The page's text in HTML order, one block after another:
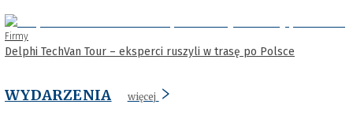
Firmy
Delphi TechVan Tour – eksperci ruszyli w trasę po Polsce
WYDARZENIA więcej